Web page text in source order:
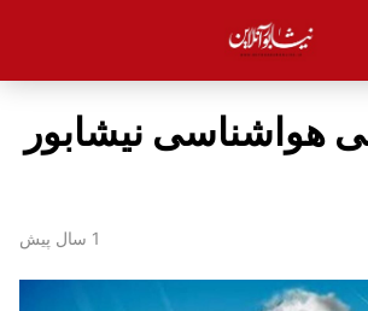
هواشناسی نیشابور
1 سال پیش